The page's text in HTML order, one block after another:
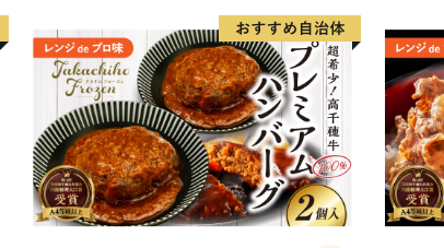
ンチン 【むかえの木】
理 レ
お取
県 高